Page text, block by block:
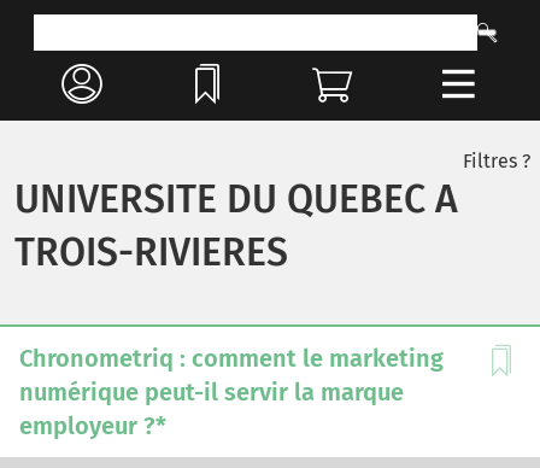
UNIVERSITE DU QUEBEC A
TROIS-RIVIERES
Filtres ?
Chronometriq : comment le marketing
numérique peut-il servir la marque
employeur ?*